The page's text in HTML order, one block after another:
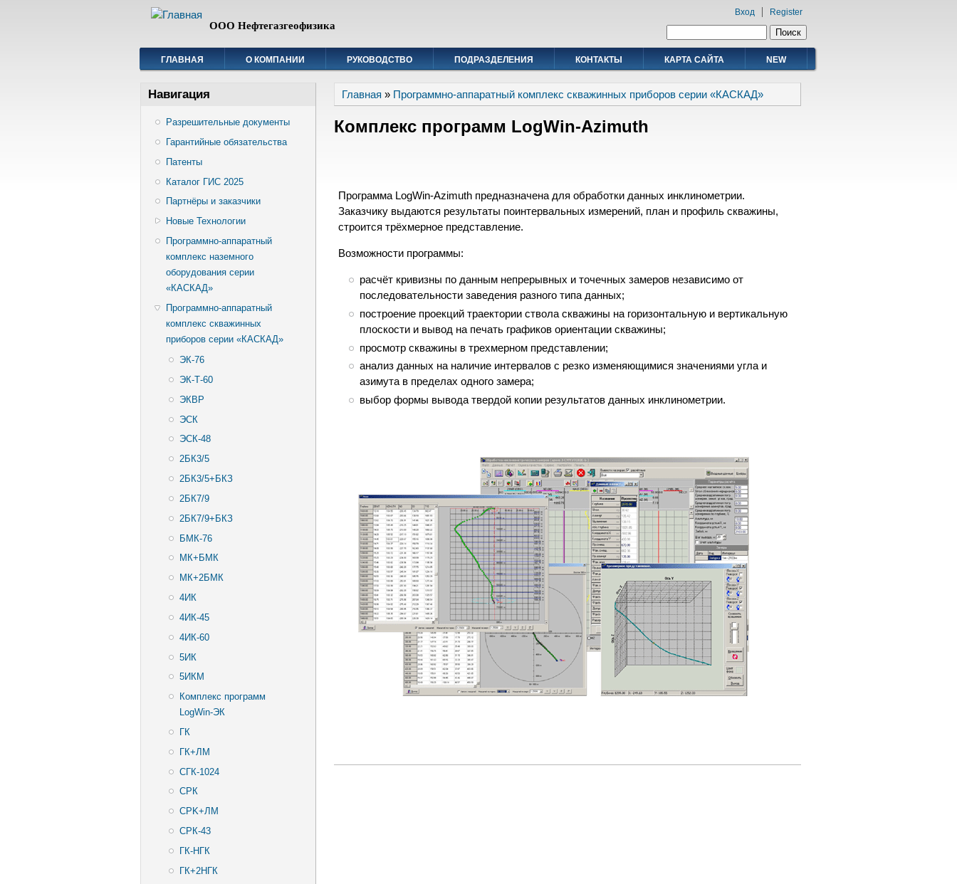
ООО Нефтегазгеофизика Форма поиска
Вход Register
ГЛАВНАЯ О КОМПАНИИ РУКОВОДСТВО ПОДРАЗДЕЛЕНИЯ КОНТАКТЫ КАРТА САЙТА NEW
Навигация
Разрешительные документы
Гарантийные обязательства
Патенты
Каталог ГИС 2025
Партнёры и заказчики
Новые Технологии
Программно-аппаратный
комплекс наземного
оборудования серии
«КАСКАД»
Программно-аппаратный
комплекс скважинных
приборов серии «КАСКАД»
ЭК-76
ЭК-Т-60
ЭКВР
ЭСК
ЭСК-48
2БК3/5
2БК3/5+БКЗ
2БК7/9
2БК7/9+БКЗ
БМК-76
МК+БМК
МК+2БМК
4ИК
4ИК-45
4ИК-60
5ИК
5ИКМ
Комплекс программ
LogWin-ЭК
ГК
ГК+ЛМ
СГК-1024
СРК
CPK+ЛМ
СРК-43
ГК-НГК
ГК+2НГК
Вы здесь
Главная » Программно-аппаратный комплекс скважинных приборов серии «КАСКАД»
Комплекс программ LogWin-Azimuth
Программа LogWin-Azimuth предназначена для обработки данных инклинометрии.
Заказчику выдаются результаты поинтервальных измерений, план и профиль скважины,
строится трёхмерное представление.
Возможности программы:
расчёт кривизны по данным непрерывных и точечных замеров независимо от
последовательности заведения разного типа данных;
построение проекций траектории ствола скважины на горизонтальную и вертикальную
плоскости и вывод на печать графиков ориентации скважины;
просмотр скважины в трехмерном представлении;
анализ данных на наличие интервалов с резко изменяющимися значениями угла и
азимута в пределах одного замера;
выбор формы вывода твердой копии результатов данных инклинометрии.